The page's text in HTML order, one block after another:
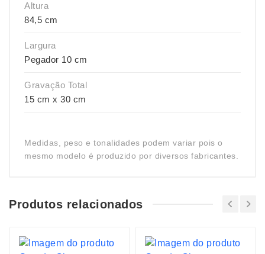
Altura
84,5 cm
Largura
Pegador 10 cm
Gravação Total
15 cm x 30 cm
Medidas, peso e tonalidades podem variar pois o
mesmo modelo é produzido por diversos fabricantes.
Produtos relacionados